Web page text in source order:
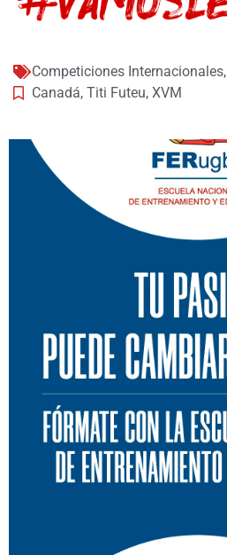
Competiciones Internacionales,
Canadá, Titi Futeu, XVM